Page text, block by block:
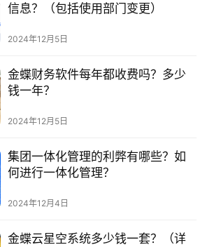
信息？（包括使用部门变更）
2024年12月5日
金蝶财务软件每年都收费吗？多少
钱一年？
2024年12月5日
集团一体化管理的利弊有哪些？如
何进行一体化管理？
2024年12月4日
金蝶云星空系统多少钱一套？（详